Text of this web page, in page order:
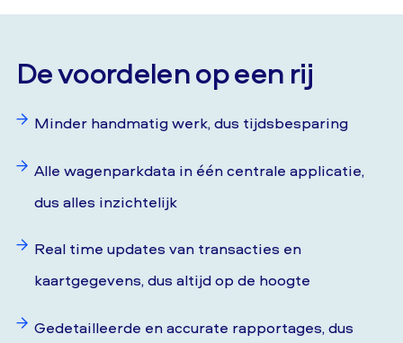
De voordelen op een rij
Minder handmatig werk, dus tijdsbesparing
Alle wagenparkdata in één centrale applicatie,
dus alles inzichtelijk
Real time updates van transacties en
kaartgegevens, dus altijd op de hoogte
Gedetailleerde en accurate rapportages, dus